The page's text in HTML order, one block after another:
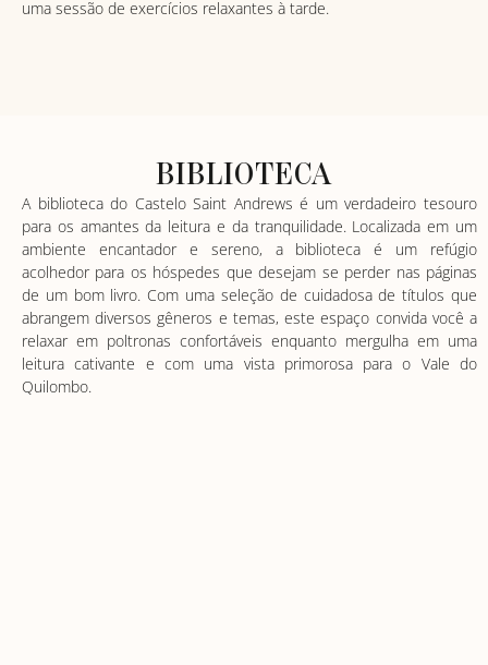
uma sessão de exercícios relaxantes à tarde.
BIBLIOTECA
A biblioteca do Castelo Saint Andrews é um verdadeiro tesouro
para os amantes da leitura e da tranquilidade. Localizada em um
ambiente encantador e sereno, a biblioteca é um refúgio
acolhedor para os hóspedes que desejam se perder nas páginas
de um bom livro. Com uma seleção de cuidadosa de títulos que
abrangem diversos gêneros e temas, este espaço convida você a
relaxar em poltronas confortáveis ​​enquanto mergulha em uma
leitura cativante e com uma vista primorosa para o Vale do
Quilombo.